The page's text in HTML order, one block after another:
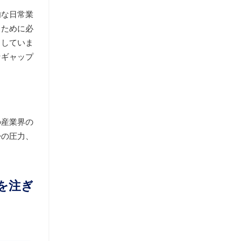
日常業
めに必
ていま
ャップ
業界の
圧力、
注ぎ